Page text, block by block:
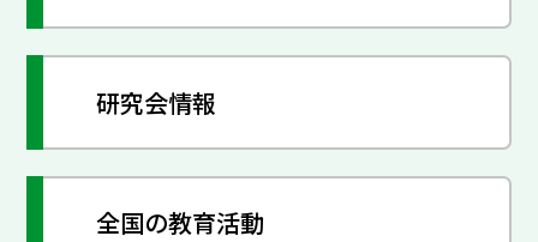
研究会情報
全国の教育活動